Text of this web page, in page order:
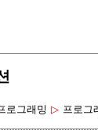
로그래밍 ▷ 프로그